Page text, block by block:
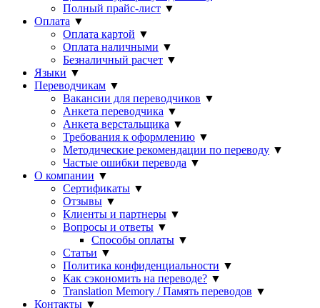
Полный прайс-лист ▼
Оплата ▼
Оплата картой ▼
Оплата наличными ▼
Безналичный расчет ▼
Языки ▼
Переводчикам ▼
Вакансии для переводчиков ▼
Анкета переводчика ▼
Анкета верстальщика ▼
Требования к оформлению ▼
Методические рекомендации по переводу ▼
Частые ошибки перевода ▼
О компании ▼
Сертификаты ▼
Отзывы ▼
Клиенты и партнеры ▼
Вопросы и ответы ▼
Способы оплаты ▼
Статьи ▼
Политика конфиденциальности ▼
Как сэкономить на переводе? ▼
Translation Memory / Память переводов ▼
Контакты ▼